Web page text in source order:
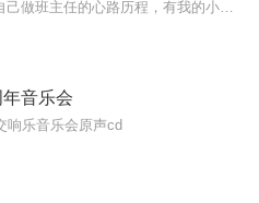
音乐会
响乐音乐会原声cd